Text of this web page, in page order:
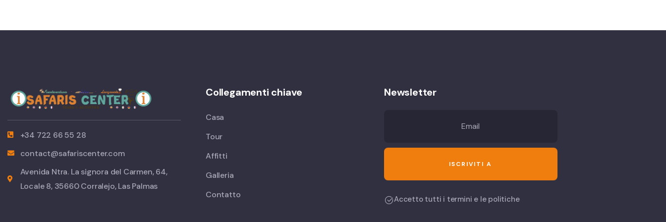
+34 722 66 55 28
contact@safariscenter.com
Avenida Ntra. La signora del Carmen, 64,
Locale 8, 35660 Corralejo, Las Palmas
Collegamenti chiave
Casa
Tour
Affitti
Galleria
Contatto
Newsletter
Accetto tutti i termini e le politiche